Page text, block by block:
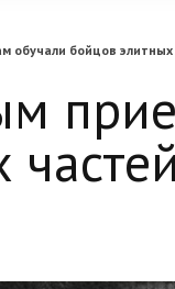
обучали бойцов